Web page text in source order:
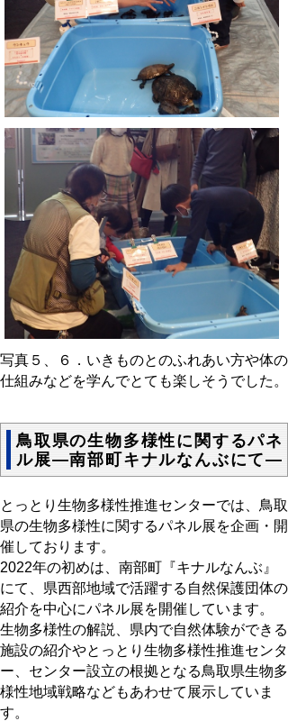
写真５、６．いきものとのふれあい方や体の
仕組みなどを学んでとても楽しそうでした。
鳥取県の生物多様性に関するパネ
ル展―南部町キナルなんぶにて―
とっとり生物多様性推進センターでは、鳥取
県の生物多様性に関するパネル展を企画・開
催しております。
2022年の初めは、南部町『キナルなんぶ』
にて、県西部地域で活躍する自然保護団体の
紹介を中心にパネル展を開催しています。
生物多様性の解説、県内で自然体験ができる
施設の紹介やとっとり生物多様性推進センタ
ー、センター設立の根拠となる鳥取県生物多
様性地域戦略などもあわせて展示していま
す。